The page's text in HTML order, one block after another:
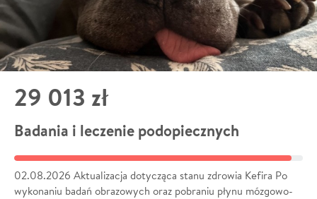
29 013 zł
Badania i leczenie podopiecznych
02.08.2026 Aktualizacja dotycząca stanu zdrowia Kefira Po
wykonaniu badań obrazowych oraz pobraniu płynu mózgowo-